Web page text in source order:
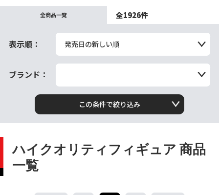
全商品一覧 全1926件
表示順： 発売日の新しい順
ブランド：
この条件で絞り込み
ハイクオリティフィギュア 商品
一覧